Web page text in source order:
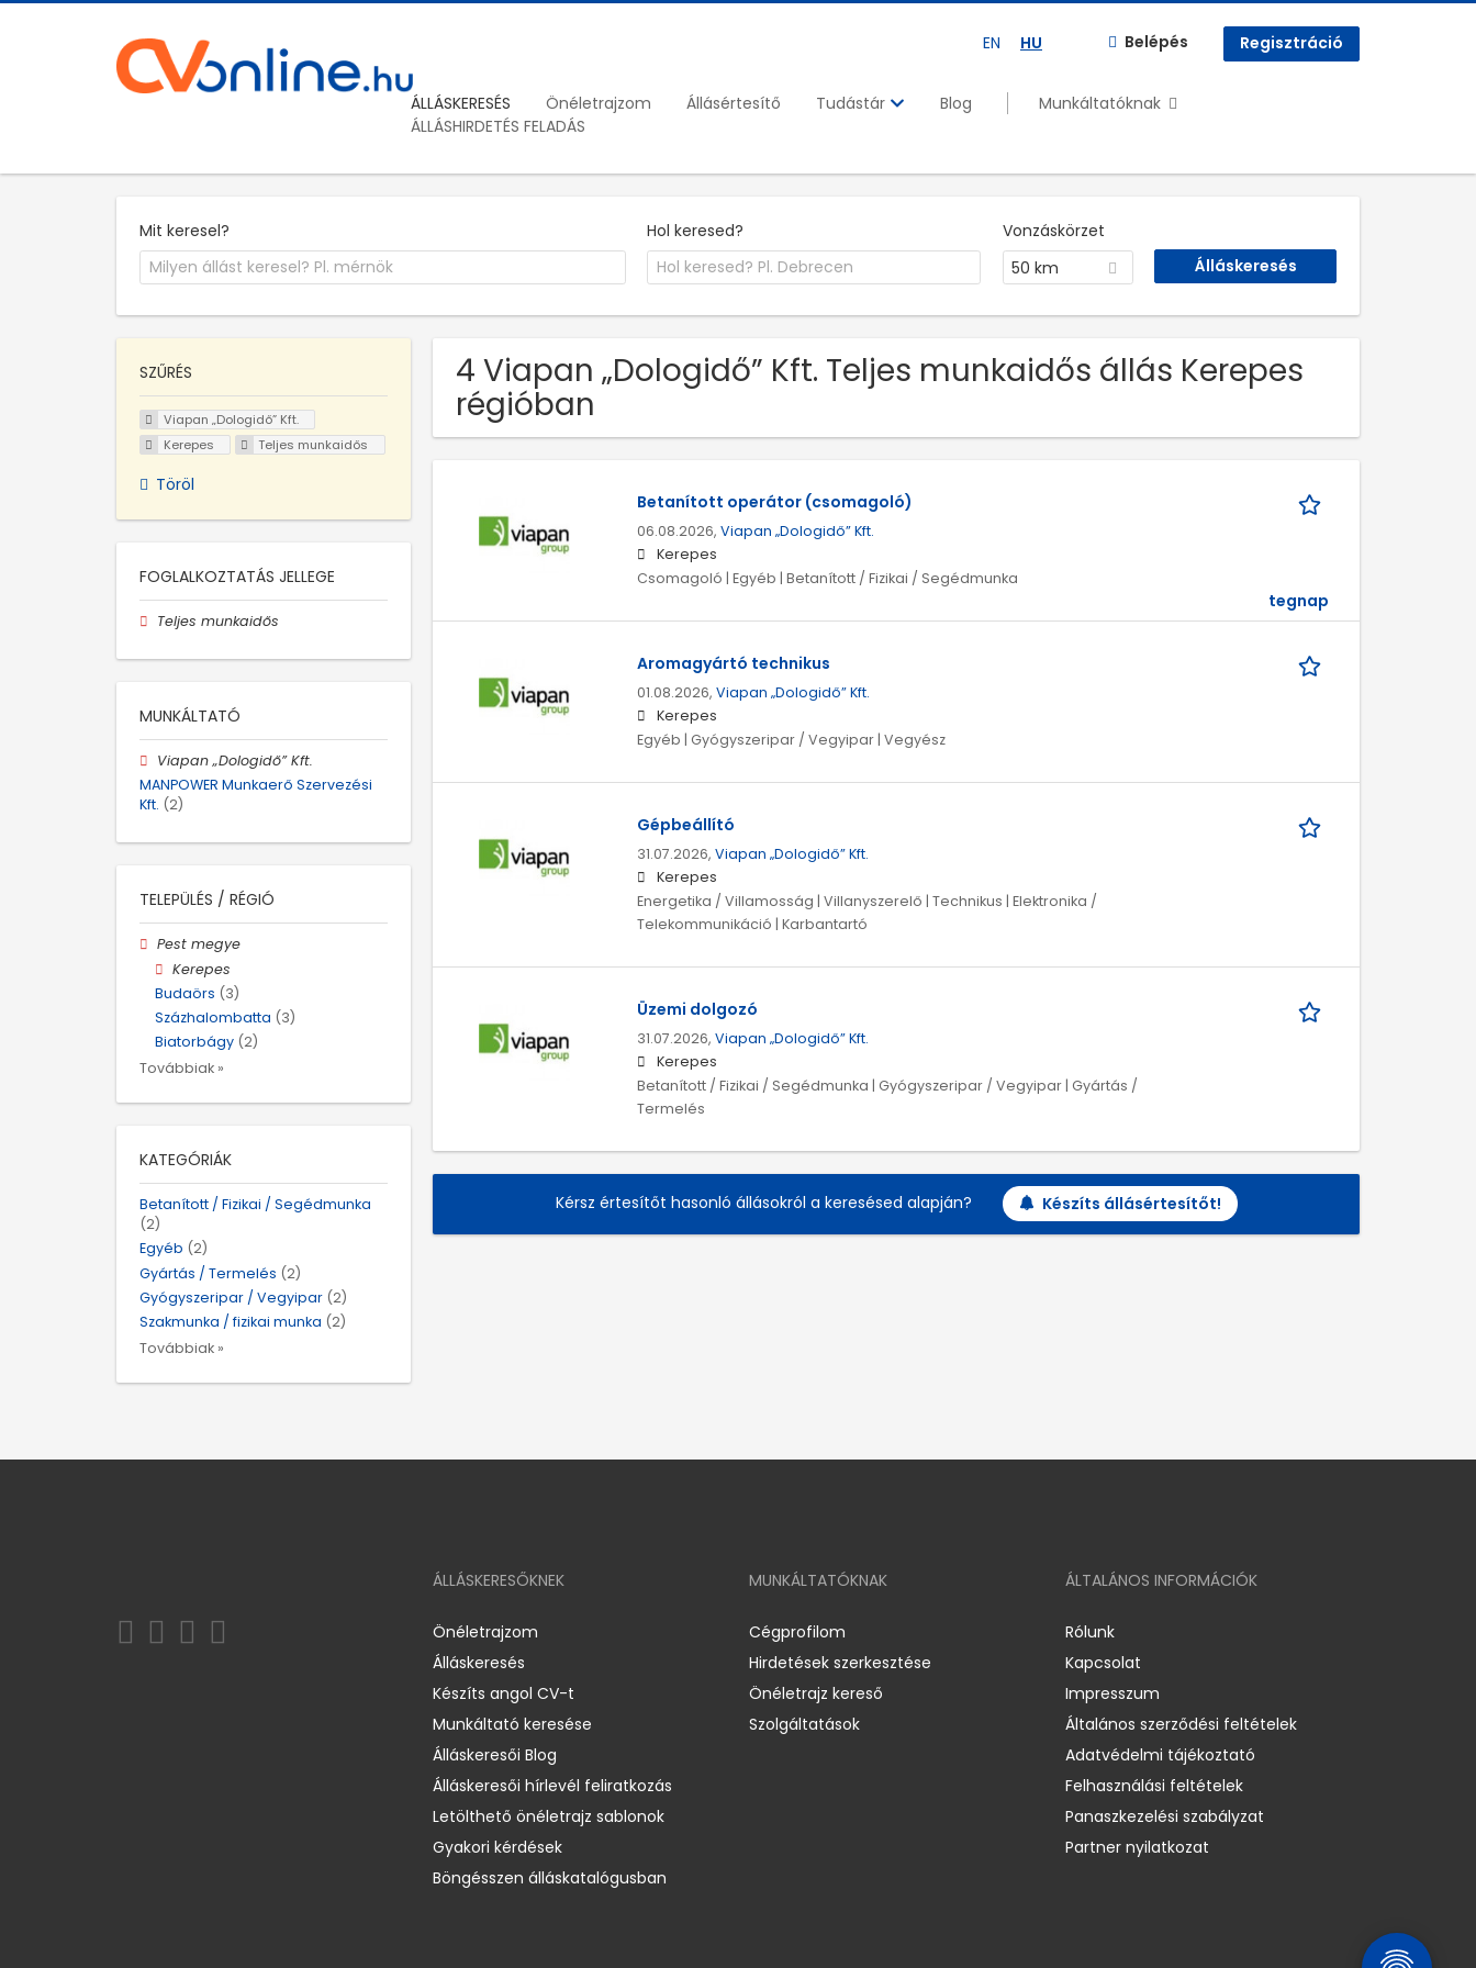
EN HU Belépés Regisztráció
ÁLLÁSKERESÉS Önéletrajzom Állásértesítő Tudástár Blog
Munkáltatóknak
ÁLLÁSHIRDETÉS FELADÁS
Mit keresel? Hol keresed?
Vonzáskörzet
50 km
4 Viapan „Dologidő” Kft. Teljes munkaidős állás Kerepes
régióban
Betanított operátor (csomagoló)
06.08.2026, Viapan „Dologidő” Kft.
Kerepes
Csomagoló | Egyéb | Betanított / Fizikai / Segédmunka
tegnap
Aromagyártó technikus
01.08.2026, Viapan „Dologidő” Kft.
Kerepes
Egyéb | Gyógyszeripar / Vegyipar | Vegyész
Gépbeállító
31.07.2026, Viapan „Dologidő” Kft.
Kerepes
Energetika / Villamosság | Villanyszerelő | Technikus | Elektronika /
Telekommunikáció | Karbantartó
Üzemi dolgozó
31.07.2026, Viapan „Dologidő” Kft.
Kerepes
Betanított / Fizikai / Segédmunka | Gyógyszeripar / Vegyipar | Gyártás /
Termelés
Kérsz értesítőt hasonló állásokról a keresésed alapján? Készíts állásértesítőt!
SZŰRÉS
Viapan „Dologidő” Kft.
Kerepes
Teljes munkaidős
Töröl
FOGLALKOZTATÁS JELLEGE
Teljes munkaidős
MUNKÁLTATÓ
Viapan „Dologidő” Kft.
MANPOWER Munkaerő Szervezési
Kft. (2)
TELEPÜLÉS / RÉGIÓ
Pest megye
Kerepes
Budaörs (3)
Százhalombatta (3)
Biatorbágy (2)
Továbbiak »
KATEGÓRIÁK
Betanított / Fizikai / Segédmunka
(2)
Egyéb (2)
Gyártás / Termelés (2)
Gyógyszeripar / Vegyipar (2)
Szakmunka / fizikai munka (2)
Továbbiak »
ÁLLÁSKERESŐKNEK
Önéletrajzom
Álláskeresés
Készíts angol CV-t
Munkáltató keresése
Álláskeresői Blog
Álláskeresői hírlevél feliratkozás
Letölthető önéletrajz sablonok
Gyakori kérdések
Böngésszen álláskatalógusban
MUNKÁLTATÓKNAK
Cégprofilom
Hirdetések szerkesztése
Önéletrajz kereső
Szolgáltatások
ÁLTALÁNOS INFORMÁCIÓK
Rólunk
Kapcsolat
Impresszum
Általános szerződési feltételek
Adatvédelmi tájékoztató
Felhasználási feltételek
Panaszkezelési szabályzat
Partner nyilatkozat